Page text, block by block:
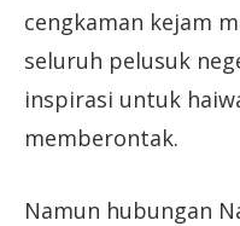
cengkaman kejam
seluruh pelusuk
inspirasi untuk
memberontak.
Namun hubungan